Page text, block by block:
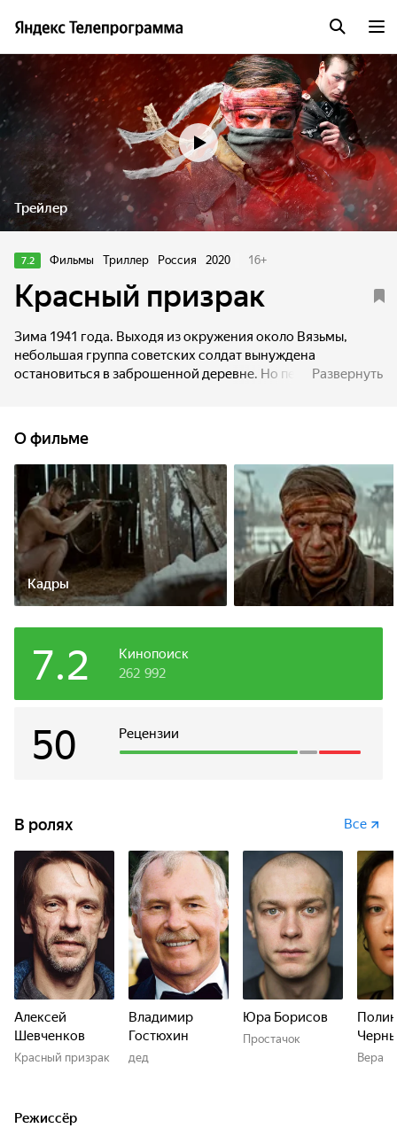
Трейлер
7.2 Фильмы Триллер Россия 2020 16+
Красный призрак
Зима 1941 года. Выходя из окружения около Вязьмы,
небольшая группа советских солдат вынуждена
остановиться в заброшенной деревне. Но передышки
с карателем вермахта, который ищет таинственного
солдата по прозвищу Красный призрак. Он появляется
из ниоткуда, в одиночку убивает захватчиков и так
же загадочно исчезает.
Развернуть
О фильме
Кадры
Кинопоиск
7.2 262 992
Рецензии
50
В ролях Все
Алексей
Шевченков
Красный призрак
Владимир
Гостюхин
дед
Юра Борисов
Простачок
Вера
Режиссёр